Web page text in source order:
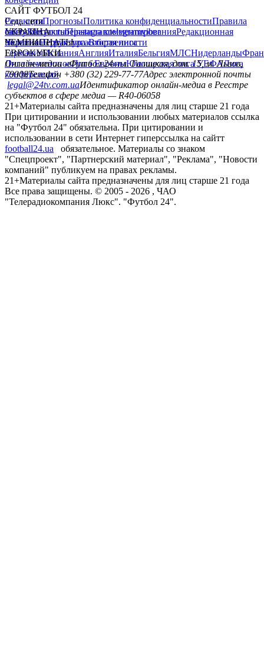
САЙТ ФУТБОЛ 24
РедакцияПрогнозыПолитика конфиденциальностиПравила
сайтуКонтактыПравила комментированияРедакционная
политикаСтруктура собственности
Соц. сети
facebookxyoutubeinstagramtelegramviber
УКРАИНА
УкраинаПервая лигаВторая лига
ЧЕМПИОНАТЫ
ГерманияИспанияАнглияИталияБельгияМЛСНидерланды
ЕВРОКУБКИ
Лига чемпионовЛига ЕвропыЮношеская лига УЕФАЛига
конференций
Онлайн-медиа «Футбол 24»пл. Галицкая, дом. 15, м. Львов,
79008Телефон +380 (32) 229-77-77Адрес электронной почты
legal@24tv.com.uaИдентификатор онлайн-медиа в Реестре
субъектов в сфере медиа — R40-06058
21+Материалы сайта предназначены для лиц старше 21 года
При цитировании и использовании любых материалов ссылка
на "Футбол 24" обязательна. При цитировании и
использовании в сети Интернет гиперссылка на сайтт
football24.ua
обязательное. Материалы со знаком
"Спецпроект", "Партнерский материал", "Реклама", "Новости
компаний" публикуем на правах рекламы.
21+Материалы сайта предназначены для лиц старше 21 года
Все права защищены. © 2005 - 2026 , ЧАО
"Телерадиокомпания Люкс". "Футбол 24".